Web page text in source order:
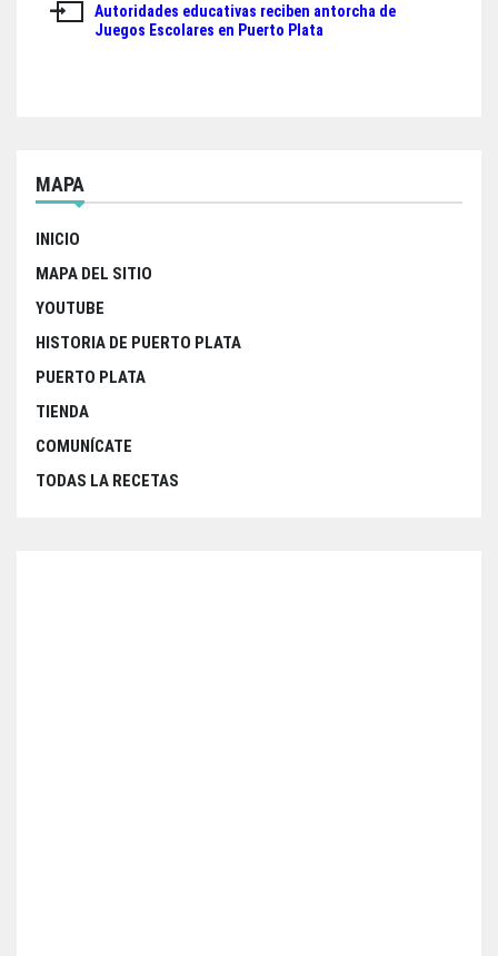
entradas
Autoridades educativas reciben antorcha de
Juegos Escolares en Puerto Plata
MAPA
INICIO
MAPA DEL SITIO
YOUTUBE
HISTORIA DE PUERTO PLATA
PUERTO PLATA
TIENDA
COMUNÍCATE
TODAS LA RECETAS